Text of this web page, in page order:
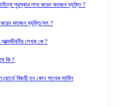
পুরস্কার লাভ করেন কতজন ব্যক্তি ?
কতজন ব্যক্তি/দল ?
লেখক কে ?
কি ?
বিজয়ী হন কোন সাবেক মার্কিন